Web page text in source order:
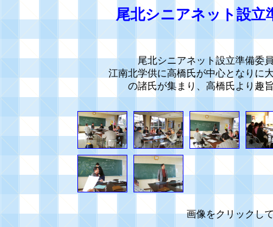
尾北シニアネット設立
尾北シニアネット設立準備委
江南北学供に高橋氏が中心となりに
の諸氏が集まり、高橋氏より趣
画像をクリ